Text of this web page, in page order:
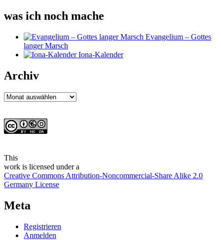
was ich noch mache
Evangelium – Gottes
langer Marsch
Iona-Kalender
Archiv
Archiv
This
work is licensed under a
Creative Commons Attribution-Noncommercial-Share Alike 2.0
Germany License
Meta
Registrieren
Anmelden